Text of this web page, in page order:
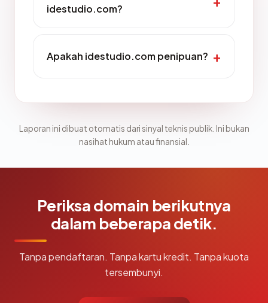
idestudio.com?
Apakah idestudio.com penipuan?
Laporan ini dibuat otomatis dari sinyal teknis publik. Ini bukan
nasihat hukum atau finansial.
Periksa domain berikutnya
dalam beberapa detik.
Tanpa pendaftaran. Tanpa kartu kredit. Tanpa kuota
tersembunyi.